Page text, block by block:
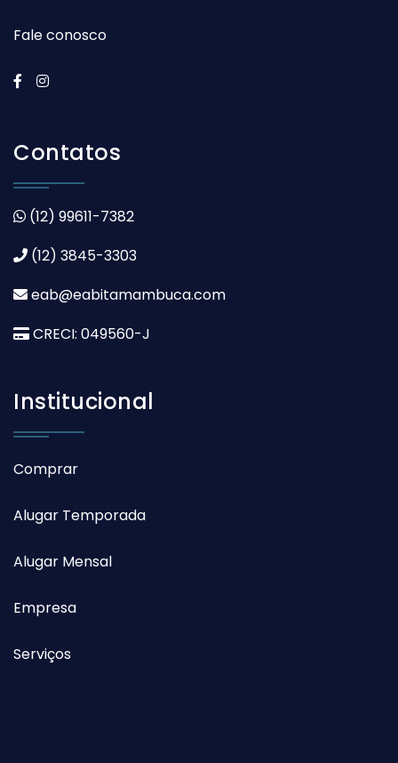
Fale conosco
Contatos
(12) 99611-7382
(12) 3845-3303
eab@eabitamambuca.com
CRECI: 049560-J
Institucional
Comprar
Alugar Temporada
Alugar Mensal
Empresa
Serviços